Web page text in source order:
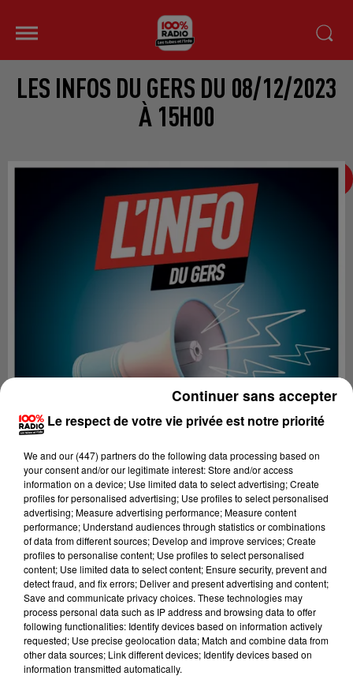
LES INFOS DU GERS DU 08/12/2023
À 15H00
Lecture (2 min 22 sec)
100%
Le respect de votre vie privée est notre priorité
We and our (447) partnersdo the following data processing based on
your consent and/or our legitimate interest: Store and/or access
information on a device; Use limited data to select advertising; Create
profiles for personalised advertising; Use profiles to select personalised
advertising; Measure advertising performance; Measure content
performance; Understand audiences through statistics or combinations
of data from different sources; Develop and improve services; Create
profiles to personalise content; Use profiles to select personalised
content; Use limited data to select content; Ensure security, prevent and
detect fraud, and fix errors; Deliver and present advertising and content;
Save and communicate privacy choices. These technologies may
process personal data such as IP address and browsing data to offer
following functionalities: Identify devices based on information actively
requested; Use precise geolocation data; Match and combine data from
other data sources; Link different devices; Identify devices based on
information transmitted automatically.
Continuer sans accepter